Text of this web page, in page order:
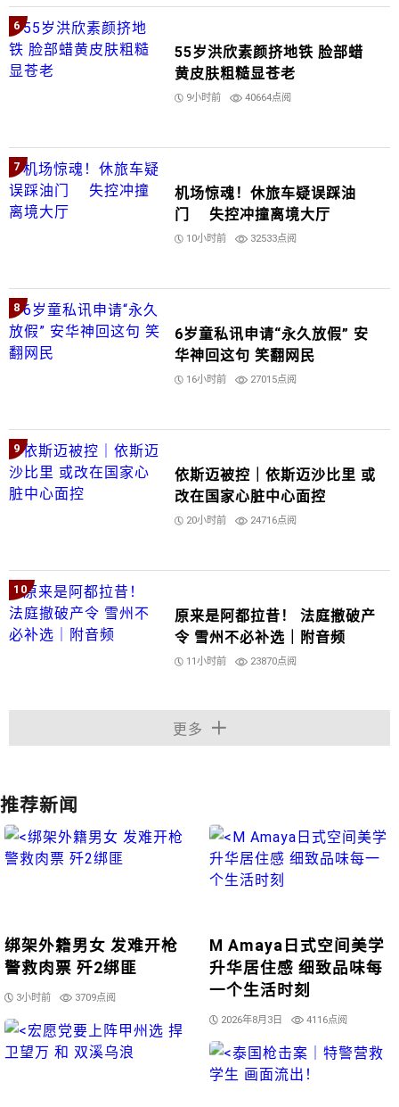
6
55岁洪欣素颜挤地铁 脸部蜡
黄皮肤粗糙显苍老
9小时前 40664点阅
7
机场惊魂！休旅车疑误踩油
门 失控冲撞离境大厅
10小时前 32533点阅
8
6岁童私讯申请“永久放假” 安
华神回这句 笑翻网民
16小时前 27015点阅
9
依斯迈被控｜依斯迈沙比里 或
改在国家心脏中心面控
20小时前 24716点阅
10
原来是阿都拉昔！ 法庭撤破产
令 雪州不必补选｜附音频
11小时前 23870点阅
更多
推荐新闻
绑架外籍男女 发难开枪
警救肉票 歼2绑匪
3小时前 3709点阅
M Amaya日式空间美学
升华居住感 细致品味每
一个生活时刻
2026年8月3日 4116点阅